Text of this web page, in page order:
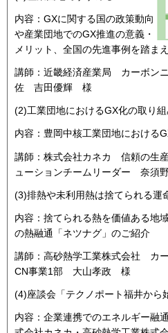
内容：GXに関する国の政策動向
や産業団地でのGX推進の意義・
メリット、全国の先進事例を踏ま
講師：近畿経済産業局 カーボン
佐 吉田優輝 様
(2)工業団地におけるGX化の取り
内容：豊岡中核工業団地における
講師：株式会社カネカ 信頼の生
ューションチームリーダー 奈須
(3)排熱や未利用熱は捨てられる運
内容：捨てられる熱を価値ある地
の熱融通「ネツナグ」のご紹介
講師：高砂熱学工業株式会社 カ
CN事業1部 大山孝政 様
(4)座談会「テクノポート福井から
内容：企業連携でのエネルギー融